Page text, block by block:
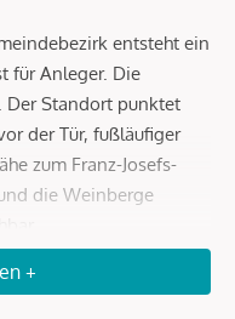
entsteht ein
für Anleger. Die
Der Standort punktet
der Tür, fußläufiger
zum Franz-Josefs-
die Weinberge
Zimmer-
+